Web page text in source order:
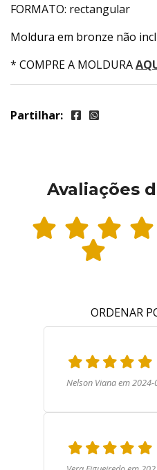
FORMATO: rectangular
Moldura em bronze não
* COMPRE A MOLDURA
Partilhar:
Avaliações
ORDENAR
Nelson Viana em